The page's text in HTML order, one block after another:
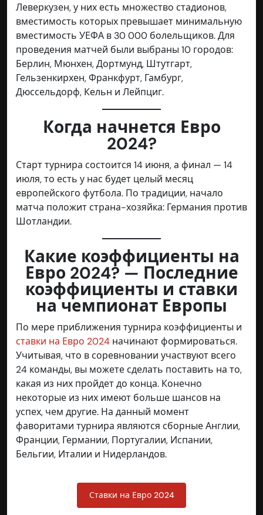
Леверкузен, у них есть множество стадионов,
вместимость которых превышает минимальную
вместимость УЕФА в 30 000 болельщиков. Для
проведения матчей были выбраны 10 городов:
Берлин, Мюнхен, Дортмунд, Штутгарт,
Гельзенкирхен, Франкфурт, Гамбург,
Дюссельдорф, Кельн и Лейпциг.
Когда начнется Евро
2024?
Старт турнира состоится 14 июня, а финал — 14
июля, то есть у нас будет целый месяц
европейского футбола. По традиции, начало
матча положит страна-хозяйка: Германия против
Шотландии.
Какие коэффициенты на
Евро 2024? — Последние
коэффициенты и ставки
на чемпионат Европы
По мере приближения турнира коэффициенты и
ставки на Евро 2024 начинают формироваться.
Учитывая, что в соревновании участвуют всего
24 команды, вы можете сделать поставить на то,
какая из них пройдет до конца. Конечно
некоторые из них имеют больше шансов на
успех, чем другие. На данный момент
фаворитами турнира являются сборные Англии,
Франции, Германии, Португалии, Испании,
Бельгии, Италии и Нидерландов.
Ставки на Евро 2024